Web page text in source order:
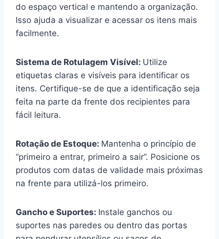
do espaço vertical e mantendo a organização.
Isso ajuda a visualizar e acessar os itens mais
facilmente.
Sistema de Rotulagem Visível: Utilize
etiquetas claras e visíveis para identificar os
itens. Certifique-se de que a identificação seja
feita na parte da frente dos recipientes para
fácil leitura.
Rotação de Estoque: Mantenha o princípio de
“primeiro a entrar, primeiro a sair”. Posicione os
produtos com datas de validade mais próximas
na frente para utilizá-los primeiro.
Gancho e Suportes: Instale ganchos ou
suportes nas paredes ou dentro das portas